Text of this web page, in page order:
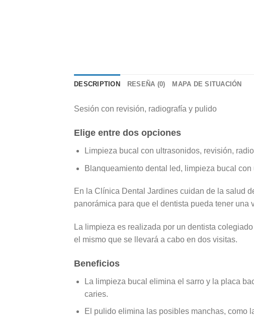
DESCRIPTION RESEÑA (0) MAPA DE SITUACIÓN
Sesión con revisión, radiografía y pulido
Elige entre dos opciones
Limpieza bucal con ultrasonidos, revisión,
Blanqueamiento dental led, limpieza bucal
En la Clínica Dental Jardines cuidan de la salud
panorámica para que el dentista pueda tener
La limpieza es realizada por un dentista
el mismo que se llevará a cabo en dos visitas.
Beneficios
La limpieza bucal elimina el sarro y la placa
caries.
El pulido elimina las posibles manchas, como